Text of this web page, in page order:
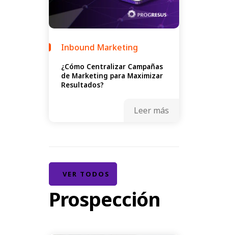
Inbound Marketing
¿Cómo Centralizar Campañas
de Marketing para Maximizar
Resultados?
Leer más
VER TODOS
Prospección